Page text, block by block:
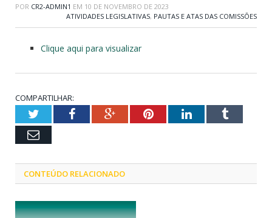
POR CR2-ADMIN1 EM 10 DE NOVEMBRO DE 2023
ATIVIDADES LEGISLATIVAS, PAUTAS E ATAS DAS COMISSÕES
Clique aqui para visualizar
COMPARTILHAR:
TwitterFacebookGoogle+PinterestLinkedInTumblr
Email
CONTEÚDO RELACIONADO